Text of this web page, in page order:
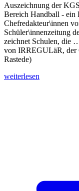
Auszeichnung der
Bereich Handball - ein
Chefredakteur\innen
Schüler\innenzeitung
zeichnet Schulen, die
von IRREGULäR, der
Rastede)
weiterlesen